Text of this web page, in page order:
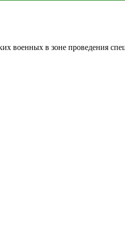
военных в зоне проведения